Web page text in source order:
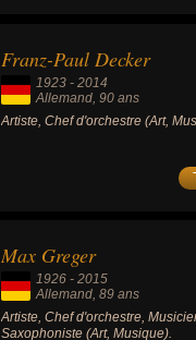
Franz-Paul Decker
1923 - 2014
Allemand , 90 ans
Artiste, Chef d'orchestre (Art,
Max Greger
1926 - 2015
Allemand, 89 ans
Artiste, Chef d'orchestre,
Saxophoniste (Art, Musique).